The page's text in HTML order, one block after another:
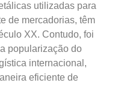
utilizadas para
de mercadorias, têm
XX. Contudo, foi
popularização do
internacional,
eficiente de